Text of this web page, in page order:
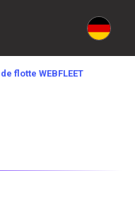
flotte WEBFLEET